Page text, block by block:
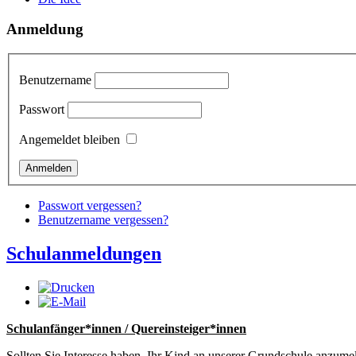
Anmeldung
Benutzername
Passwort
Angemeldet bleiben
Passwort vergessen?
Benutzername vergessen?
Schulanmeldungen
Schulanfänger*innen / Quereinsteiger*innen